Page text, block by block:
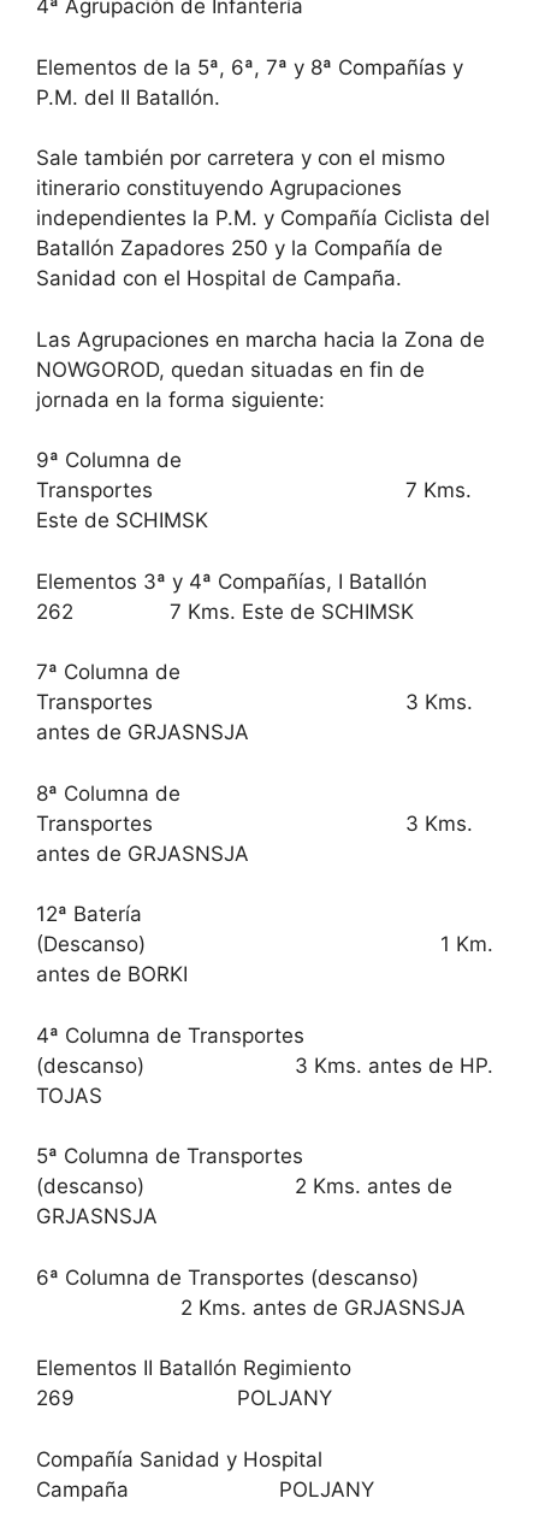
4ª Agrupación de Infantería
Elementos de la 5ª, 6ª, 7ª y 8ª Compañías y
P.M. del II Batallón.
Sale también por carretera y con el mismo
itinerario constituyendo Agrupaciones
independientes la P.M. y Compañía Ciclista del
Batallón Zapadores 250 y la Compañía de
Sanidad con el Hospital de Campaña.
Las Agrupaciones en marcha hacia la Zona de
NOWGOROD, quedan situadas en fin de
jornada en la forma siguiente:
9ª Columna de
Transportes 7 Kms.
Este de SCHIMSK
Elementos 3ª y 4ª Compañías, I Batallón
262 7 Kms. Este de SCHIMSK
7ª Columna de
Transportes 3 Kms.
antes de GRJASNSJA
8ª Columna de
Transportes 3 Kms.
antes de GRJASNSJA
12ª Batería
(Descanso) 1 Km.
antes de BORKI
4ª Columna de Transportes
(descanso) 3 Kms. antes de HP.
TOJAS
5ª Columna de Transportes
(descanso) 2 Kms. antes de
GRJASNSJA
6ª Columna de Transportes (descanso)
2 Kms. antes de GRJASNSJA
Elementos II Batallón Regimiento
269 POLJANY
Compañía Sanidad y Hospital
Campaña POLJANY